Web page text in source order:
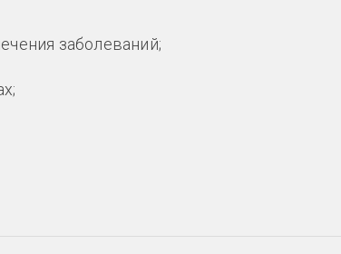
заболеваний;